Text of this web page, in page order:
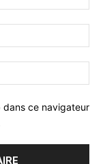
:*
:*
:
dans ce navigateur